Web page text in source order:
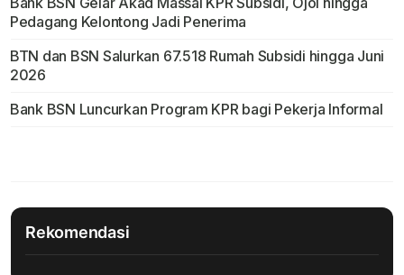
Pedagang Kelontong Jadi Penerima
BTN dan BSN Salurkan 67.518 Rumah Subsidi hingga Juni
2026
Bank BSN Luncurkan Program KPR bagi Pekerja Informal
Rekomendasi